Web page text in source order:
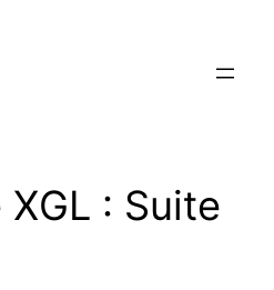
XGL : Suite